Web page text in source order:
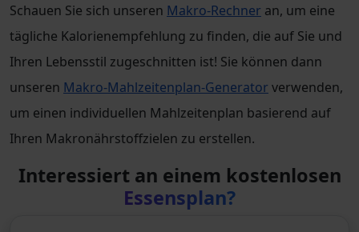
Schauen Sie sich unseren Makro-Rechner an, um eine
tägliche Kalorienempfehlung zu finden, die auf Sie und
Ihren Lebensstil zugeschnitten ist! Sie können dann
unseren Makro-Mahlzeitenplan-Generator verwenden,
um einen individuellen Mahlzeitenplan basierend auf
Ihren Makronährstoffzielen zu erstellen.
Interessiert an einem kostenlosen
Essensplan?